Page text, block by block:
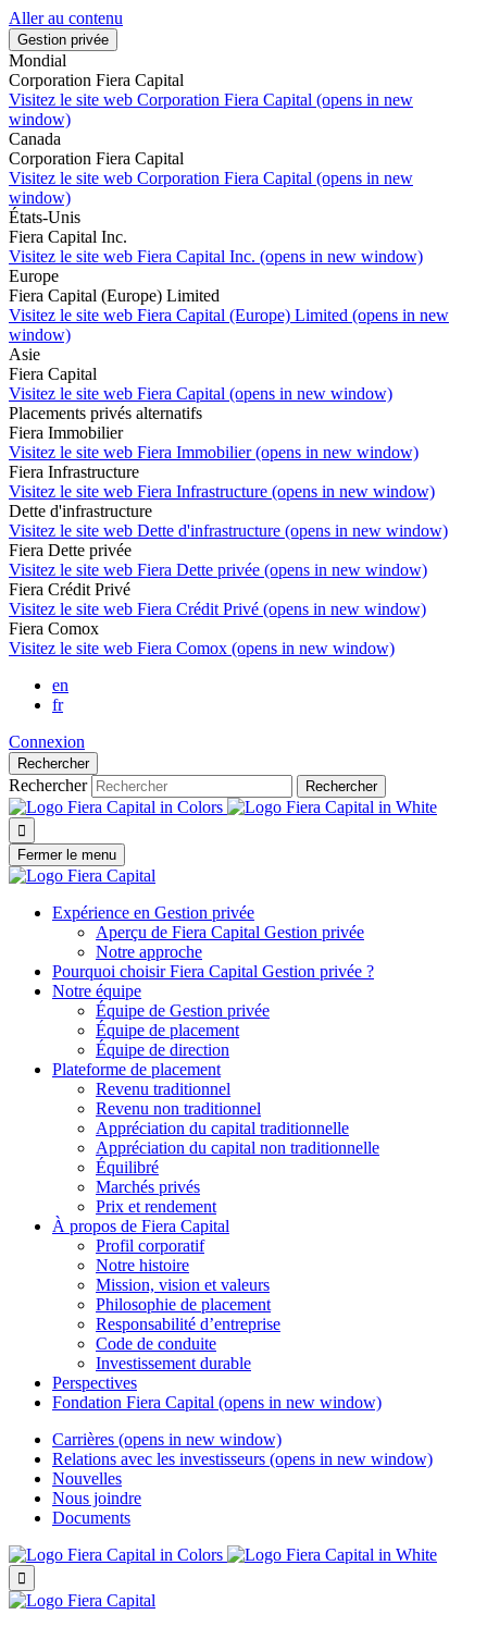
Aller au contenu
Gestion privée
Mondial
Corporation Fiera Capital
Visitez le site web Corporation Fiera Capital (opens in new
window)
Canada
Corporation Fiera Capital
Visitez le site web Corporation Fiera Capital (opens in new
window)
États-Unis
Fiera Capital Inc.
Visitez le site web Fiera Capital Inc. (opens in new window)
Europe
Fiera Capital (Europe) Limited
Visitez le site web Fiera Capital (Europe) Limited (opens in new
window)
Asie
Fiera Capital
Visitez le site web Fiera Capital (opens in new window)
Placements privés alternatifs
Fiera Immobilier
Visitez le site web Fiera Immobilier (opens in new window)
Fiera Infrastructure
Visitez le site web Fiera Infrastructure (opens in new window)
Dette d'infrastructure
Visitez le site web Dette d'infrastructure (opens in new window)
Fiera Dette privée
Visitez le site web Fiera Dette privée (opens in new window)
Fiera Crédit Privé
Visitez le site web Fiera Crédit Privé (opens in new window)
Fiera Comox
Visitez le site web Fiera Comox (opens in new window)
en
fr
Connexion
Rechercher
Rechercher Rechercher

Fermer le menu
Expérience en Gestion privée
Aperçu de Fiera Capital Gestion privée
Notre approche
Pourquoi choisirFiera Capital Gestion privée ?
Notre équipe
Équipe de Gestion privée
Équipe de placement
Équipe de direction
Plateforme de placement
Revenu traditionnel
Revenu non traditionnel
Appréciation du capital traditionnelle
Appréciation du capital non traditionnelle
Équilibré
Marchés privés
Prix et rendement
À propos de Fiera Capital
Profil corporatif
Notre histoire
Mission, vision et valeurs
Philosophie de placement
Responsabilité d’entreprise
Code de conduite
Investissement durable
Perspectives
Fondation Fiera Capital (opens in new window)
Carrières (opens in new window)
Relations avec les investisseurs (opens in new window)
Nouvelles
Nous joindre
Documents
